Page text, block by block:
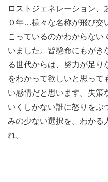
ロストジェネレーション、
０年…様々な名称が飛び交
こっているのかわからない
いました。皆懸命にもがき
る世代からは、努力が足
をわかって欲しいと思って
い感情だと思います。失策
いくしかない誰に怒りをぶ
みの少ない選択を。わかる
れ。